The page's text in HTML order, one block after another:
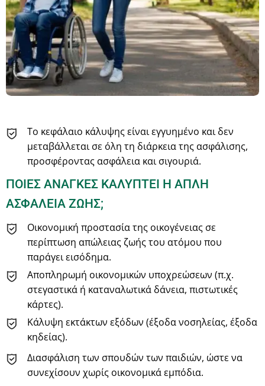
Το κεφάλαιο κάλυψης είναι εγγυημένο και δεν
μεταβάλλεται σε όλη τη διάρκεια της ασφάλισης,
προσφέροντας ασφάλεια και σιγουριά.
ΠΟΙΕΣ ΑΝΑΓΚΕΣ ΚΑΛΥΠΤΕΙ Η ΑΠΛΗ
ΑΣΦΑΛΕΙΑ ΖΩΗΣ;
Οικονομική προστασία της οικογένειας σε
περίπτωση απώλειας ζωής του ατόμου που
παράγει εισόδημα.
Αποπληρωμή οικονομικών υποχρεώσεων (π.χ.
στεγαστικά ή καταναλωτικά δάνεια, πιστωτικές
κάρτες).
Κάλυψη εκτάκτων εξόδων (έξοδα νοσηλείας, έξοδα
κηδείας).
Διασφάλιση των σπουδών των παιδιών, ώστε να
συνεχίσουν χωρίς οικονομικά εμπόδια.